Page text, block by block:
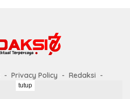
Privacy Policy
Redaksi
Pedoman Media Siber
tutup